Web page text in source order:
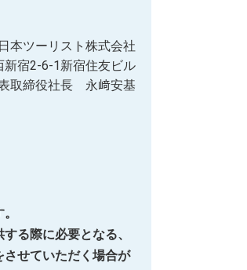
本ツーリスト株式会社
新宿2-6-1新宿住友ビル
取締役社長 永﨑安基
る際に必要となる、
せていただく場合が